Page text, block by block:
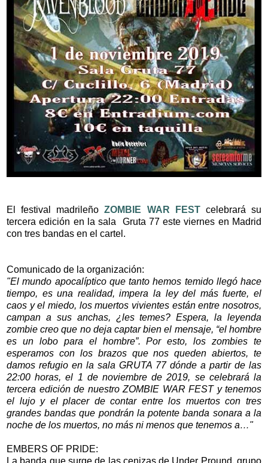
El festival madrileñoZOMBIE WAR FESTcelebrará su
tercera edición en la sala Gruta 77 este viernes en Madrid
con tres bandas en el cartel.
Comunicado de la organización:
"El mundo apocalíptico que tanto hemos temido llegó hace
tiempo, es una realidad, impera la ley del más fuerte, el
caos y el miedo, los muertos vivientes están entre nosotros,
campan a sus anchas, ¿les temes? Espera, la leyenda
zombie creo que no deja captar bien el mensaje, “el hombre
es un lobo para el hombre”. Por esto, los zombies te
esperamos con los brazos que nos queden abiertos, te
damos refugio en la sala GRUTA 77 dónde a partir de las
22:00 horas, el 1 de noviembre de 2019, se celebrará la
tercera edición de nuestro ZOMBIE WAR FEST y tenemos
el lujo y el placer de contar entre los muertos con tres
grandes bandas que pondrán la potente banda sonara a la
noche de los muertos, no más ni menos que tenemos a…"
EMBERS OF PRIDE: